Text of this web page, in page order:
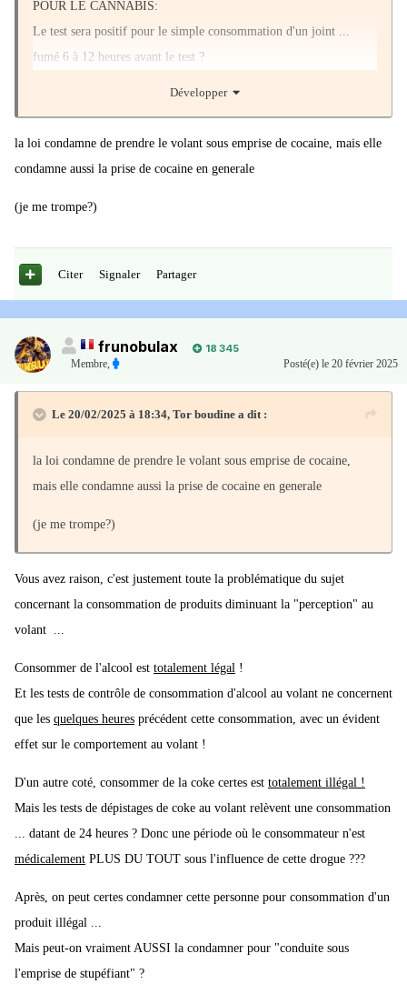
POUR LE CANNABIS:
Le test sera positif pour le simple consommation d'un joint ...
fumé 6 à 12 heures avant le test ?
coke ... sniffée 24 heures avant le test ?
heures ?
Développer
la loi condamne de prendre le volant sous emprise de cocaine, mais elle
condamne aussi la prise de cocaine en generale
(je me trompe?)
Citer Signaler Partager
frunobulax
18 345
Membre, Posté(e) le 20 février 2025
Le 20/02/2025 à 18:34, Tor boudine a dit :
la loi condamne de prendre le volant sous emprise de cocaine,
mais elle condamne aussi la prise de cocaine en generale
(je me trompe?)
Vous avez raison, c'est justement toute la problématique du sujet
concernant la consommation de produits diminuant la "perception" au
volant ...
Consommer de l'alcool est totalement légal !
Et les tests de contrôle de consommation d'alcool au volant ne concernent
que les quelques heures précédent cette consommation, avec un évident
effet sur le comportement au volant !
D'un autre coté, consommer de la coke certes est totalement illégal !
Mais les tests de dépistages de coke au volant relèvent une consommation
... datant de 24 heures ? Donc une période où le consommateur n'est
médicalement PLUS DU TOUT sous l'influence de cette drogue ???
Après, on peut certes condamner cette personne pour consommation d'un
produit illégal ...
Mais peut-on vraiment AUSSI la condamner pour "conduite sous
l'emprise de stupéfiant" ?